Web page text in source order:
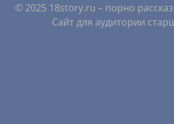
© 2025 18story.ru – порно
Сайт для аудитории